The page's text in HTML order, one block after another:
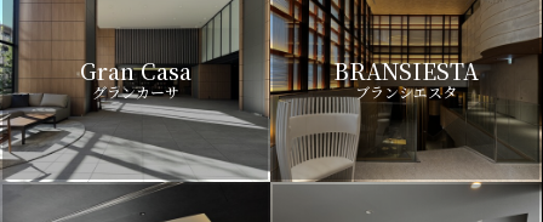
Gran Casa
グランカーサ
BRANSIESTA
ブランシエスタ